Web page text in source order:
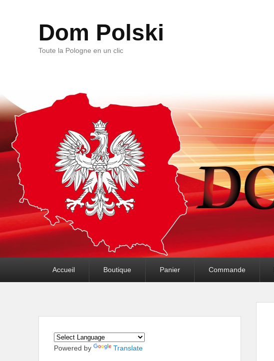
Dom Polski
Toute la Pologne en un clic
Accueil Boutique Panier Commande
Powered by Translate